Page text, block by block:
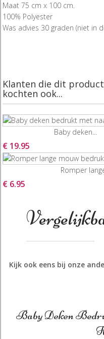
Maat 75 cm x 100 cm.
100% Polyester
Was advies 30 graden (niet in
Klanten die dit
kochten ook...
Baby deken...
€ 19.95
Romper
€ 6.95
Kijk ook eens bij onze
Baby Deken